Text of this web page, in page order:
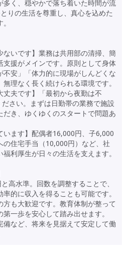
多く、穏やかで落ち着いた時間が流
りの生活を尊重し、真心を込めた
ないです】業務は共用部の清掃、簡
支援がメインです。原則として身体
安」「体力的に現場がしんどくな
理なく長く続けられる環境です。
丈夫です】「最初から夜勤は不
さい。まずは日勤帯の業務で施設
き、ゆくゆくのスタートで問題あ
います】配偶者16,000円、子6,000
の住宅手当（10,000円）など、社
利厚生が日々の生活を支えます。
高水準。回数を調整することで、
的に収入を得ることも可能です。
方も大歓迎です。教育体制が整って
一歩を安心して踏み出せます。
備など、将来を見据えて安定して働